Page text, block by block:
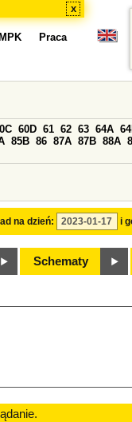
x
Praca
na dzień: i
60D 61 62 63 64A
85B 86 87A 87B 88A
Schematy